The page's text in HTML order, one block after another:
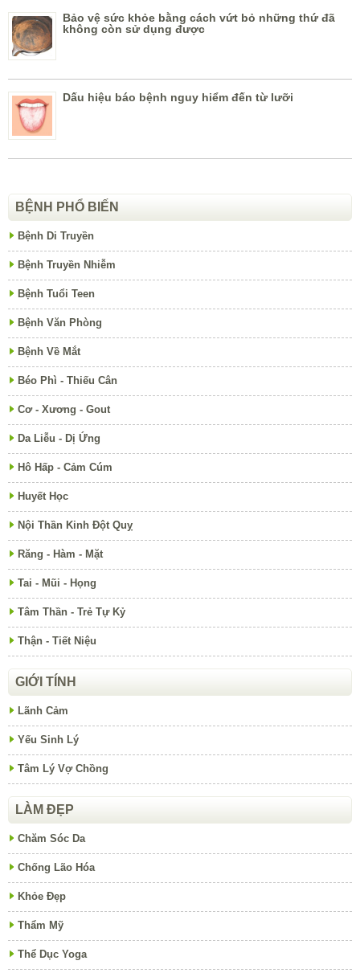
Bảo vệ sức khỏe bằng cách vứt bỏ những thứ đã
không còn sử dụng được
Dấu hiệu báo bệnh nguy hiểm đến từ lưỡi
BỆNH PHỔ BIẾN
Bệnh Di Truyền
Bệnh Truyền Nhiễm
Bệnh Tuổi Teen
Bệnh Văn Phòng
Bệnh Về Mắt
Béo Phì - Thiếu Cân
Cơ - Xương - Gout
Da Liễu - Dị Ứng
Hô Hấp - Cảm Cúm
Huyết Học
Nội Thần Kinh Đột Quỵ
Răng - Hàm - Mặt
Tai - Mũi - Họng
Tâm Thần - Trẻ Tự Kỷ
Thận - Tiết Niệu
GIỚI TÍNH
Lãnh Cảm
Yếu Sinh Lý
Tâm Lý Vợ Chồng
LÀM ĐẸP
Chăm Sóc Da
Chống Lão Hóa
Khỏe Đẹp
Thẩm Mỹ
Thể Dục Yoga